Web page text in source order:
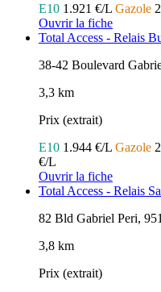
E10 1.921 €/L Gazole
Ouvrir la fiche
Total Access - Relais
38-42 Boulevard
3,3 km
Prix (extrait)
E10 1.944 €/L Gazole
€/L
Ouvrir la fiche
Total Access - Relais
82 Bld Gabriel Peri,
3,8 km
Prix (extrait)